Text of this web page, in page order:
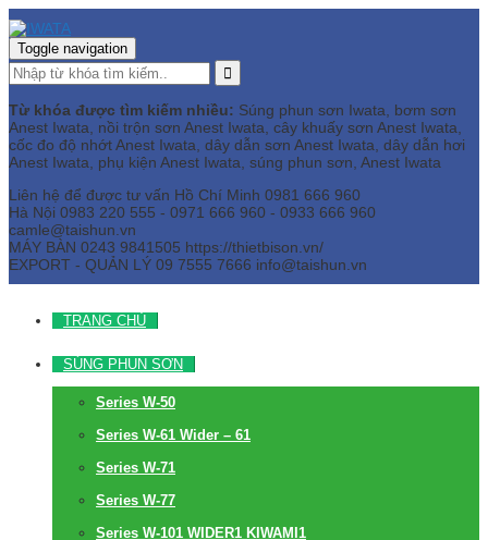
Toggle navigation
Từ khóa được tìm kiếm nhiều: Súng phun sơn Iwata, bơm sơn
Anest Iwata, nồi trộn sơn Anest Iwata, cây khuấy sơn Anest Iwata,
cốc đo độ nhớt Anest Iwata, dây dẫn sơn Anest Iwata, dây dẫn hơi
Anest Iwata, phụ kiện Anest Iwata, súng phun sơn, Anest Iwata
Liên hệ để được tư vấn Hồ Chí Minh 0981 666 960
Hà Nội 0983 220 555 - 0971 666 960 - 0933 666 960
camle@taishun.vn
MÁY BÀN 0243 9841505 https://thietbison.vn/
EXPORT - QUẢN LÝ 09 7555 7666 info@taishun.vn
TRANG CHỦ
SÚNG PHUN SƠN
Series W-50
Series W-61 Wider – 61
Series W-71
Series W-77
Series W-101 WIDER1 KIWAMI1